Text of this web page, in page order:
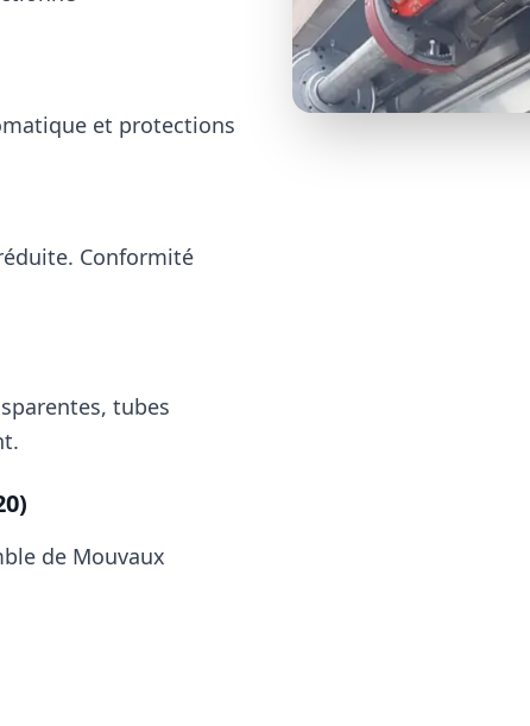
et protections
Conformité
tubes
de Mouvaux